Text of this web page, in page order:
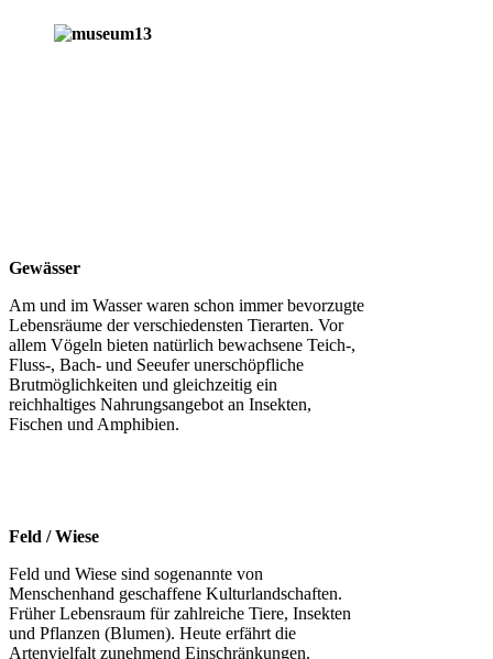
Gewässer
Am und im Wasser waren schon immer bevorzugte
Lebensräume der verschiedensten Tierarten. Vor
allem Vögeln bieten natürlich bewachsene Teich-,
Fluss-, Bach- und Seeufer unerschöpfliche
Brutmöglichkeiten und gleichzeitig ein
reichhaltiges Nahrungsangebot an Insekten,
Fischen und Amphibien.
Feld / Wiese
Feld und Wiese sind sogenannte von
Menschenhand geschaffene Kulturlandschaften.
Früher Lebensraum für zahlreiche Tiere, Insekten
und Pflanzen (Blumen). Heute erfährt die
Artenvielfalt zunehmend Einschränkungen.